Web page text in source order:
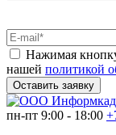
Нажимая
нашей политикой
Оставить заявку
пн-пт 9:00 - 18:00